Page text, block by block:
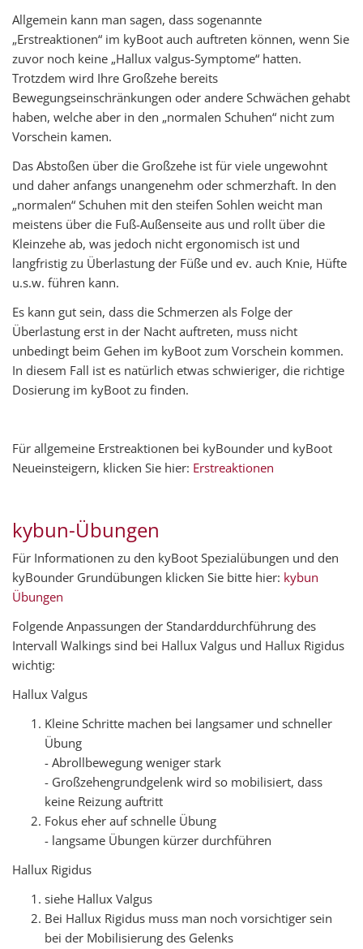
Allgemein kann man sagen, dass sogenannte
„Erstreaktionen“ im kyBoot auch auftreten können, wenn Sie
zuvor noch keine „Hallux valgus-Symptome“ hatten.
Trotzdem wird Ihre Großzehe bereits
Bewegungseinschränkungen oder andere Schwächen gehabt
haben, welche aber in den „normalen Schuhen“ nicht zum
Vorschein kamen.
Das Abstoßen über die Großzehe ist für viele ungewohnt
und daher anfangs unangenehm oder schmerzhaft. In den
„normalen“ Schuhen mit den steifen Sohlen weicht man
meistens über die Fuß-Außenseite aus und rollt über die
Kleinzehe ab, was jedoch nicht ergonomisch ist und
langfristig zu Überlastung der Füße und ev. auch Knie, Hüfte
u.s.w. führen kann.
Es kann gut sein, dass die Schmerzen als Folge der
Überlastung erst in der Nacht auftreten, muss nicht
unbedingt beim Gehen im kyBoot zum Vorschein kommen.
In diesem Fall ist es natürlich etwas schwieriger, die richtige
Dosierung im kyBoot zu finden.
Für allgemeine Erstreaktionen bei kyBounder und kyBoot
Neueinsteigern, klicken Sie hier: Erstreaktionen
kybun-Übungen
Für Informationen zu den kyBoot Spezialübungen und den
kyBounder Grundübungen klicken Sie bitte hier: kybun
Übungen
Folgende Anpassungen der Standarddurchführung des
Intervall Walkings sind bei Hallux Valgus und Hallux Rigidus
wichtig:
Hallux Valgus
Kleine Schritte machen bei langsamer und schneller
Übung
- Abrollbewegung weniger stark
- Großzehengrundgelenk wird so mobilisiert, dass
keine Reizung auftritt
Fokus eher auf schnelle Übung
- langsame Übungen kürzer durchführen
Hallux Rigidus
siehe Hallux Valgus
Bei Hallux Rigidus muss man noch vorsichtiger sein
bei der Mobilisierung des Gelenks